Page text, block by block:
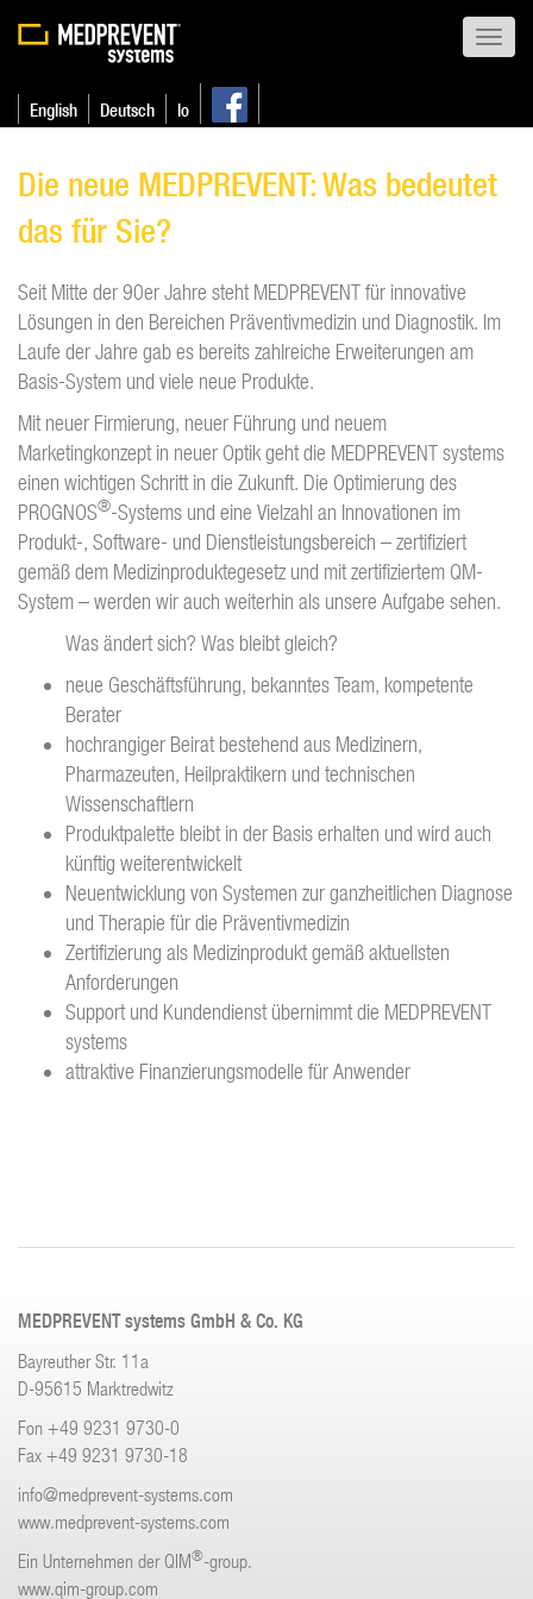
English Deutsch lo
Die neue MEDPREVENT: Was bedeutet
das für Sie?
Seit Mitte der 90er Jahre steht MEDPREVENT für innovative
Lösungen in den Bereichen Präventivmedizin und Diagnostik. Im
Laufe der Jahre gab es bereits zahlreiche Erweiterungen am
Basis-System und viele neue Produkte.
Mit neuer Firmierung, neuer Führung und neuem
Marketingkonzept in neuer Optik geht die MEDPREVENT systems
einen wichtigen Schritt in die Zukunft. Die Optimierung des
PROGNOS®-Systems und eine Vielzahl an Innovationen im
Produkt-, Software- und Dienstleistungsbereich – zertifiziert
gemäß dem Medizinproduktegesetz und mit zertifiziertem QM-
System – werden wir auch weiterhin als unsere Aufgabe sehen.
Was ändert sich? Was bleibt gleich?
neue Geschäftsführung, bekanntes Team, kompetente
Berater
hochrangiger Beirat bestehend aus Medizinern,
Pharmazeuten, Heilpraktikern und technischen
Wissenschaftlern
Produktpalette bleibt in der Basis erhalten und wird auch
künftig weiterentwickelt
Neuentwicklung von Systemen zur ganzheitlichen Diagnose
und Therapie für die Präventivmedizin
Zertifizierung als Medizinprodukt gemäß aktuellsten
Anforderungen
Support und Kundendienst übernimmt die MEDPREVENT
systems
attraktive Finanzierungsmodelle für Anwender
MEDPREVENT systems GmbH & Co. KG
Bayreuther Str. 11a
D-95615 Marktredwitz
Fon +49 9231 9730-0
Fax +49 9231 9730-18
info@medprevent-systems.com
www.medprevent-systems.com
Ein Unternehmen der QIM®-group.
www.qim-group.com